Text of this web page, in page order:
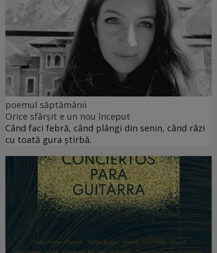
poemul săptămânii
Orice sfârșit e un nou început
Când faci febră, când plângi din senin, când râzi
cu toată gura știrbă.